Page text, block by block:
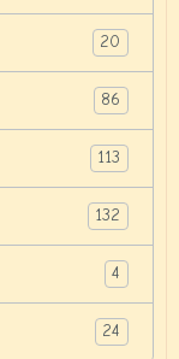
20
86
113
132
4
24